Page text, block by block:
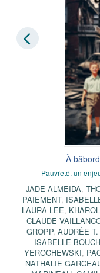
À
Pauvreté, un
JADE ALMEIDA,
PAIEMENT,
LAURA LEE,
CLAUDE
GROPP, AUDRÉE
ISABELLE
YEROCHEWSKI,
NATHALIE